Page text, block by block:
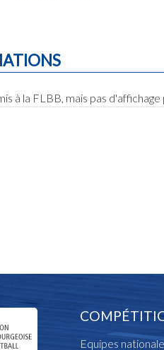
à la FLBB, mais pas
Equipes